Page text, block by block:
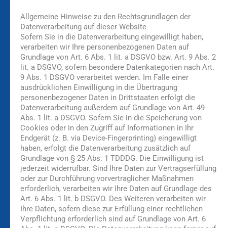
Allgemeine Hinweise zu den Rechtsgrundlagen der
Datenverarbeitung auf dieser Website
Sofern Sie in die Datenverarbeitung eingewilligt haben,
verarbeiten wir Ihre personenbezogenen Daten auf
Grundlage von Art. 6 Abs. 1 lit. a DSGVO bzw. Art. 9 Abs. 2
lit. a DSGVO, sofern besondere Datenkategorien nach Art.
9 Abs. 1 DSGVO verarbeitet werden. Im Falle einer
ausdrücklichen Einwilligung in die Übertragung
personenbezogener Daten in Drittstaaten erfolgt die
Datenverarbeitung außerdem auf Grundlage von Art. 49
Abs. 1 lit. a DSGVO. Sofern Sie in die Speicherung von
Cookies oder in den Zugriff auf Informationen in Ihr
Endgerät (z. B. via Device-Fingerprinting) eingewilligt
haben, erfolgt die Datenverarbeitung zusätzlich auf
Grundlage von § 25 Abs. 1 TDDDG. Die Einwilligung ist
jederzeit widerrufbar. Sind Ihre Daten zur Vertragserfüllung
oder zur Durchführung vorvertraglicher Maßnahmen
erforderlich, verarbeiten wir Ihre Daten auf Grundlage des
Art. 6 Abs. 1 lit. b DSGVO. Des Weiteren verarbeiten wir
Ihre Daten, sofern diese zur Erfüllung einer rechtlichen
Verpflichtung erforderlich sind auf Grundlage von Art. 6